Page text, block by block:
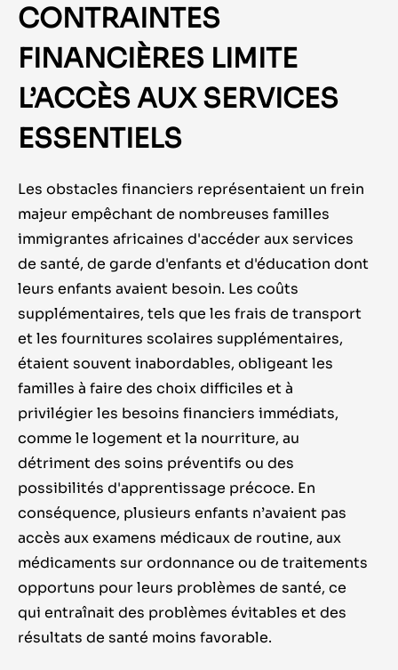
CONTRAINTES
FINANCIÈRES LIMITE
L’ACCÈS AUX SERVICES
ESSENTIELS
Les obstacles financiers représentaient un frein
majeur empêchantde nombreuses familles
immigrantes africaines d'accéder aux services
de santé, de garde d'enfants et d'éducation dont
leurs enfants avaient besoin. Les coûts
supplémentaires, tels que les frais de transport
et les fournitures scolaires supplémentaires,
étaient souvent inabordables, obligeant les
familles à faire des choix difficiles et à
privilégier les besoins financiers immédiats,
comme le logement et la nourriture, au
détriment des soins préventifs ou des
possibilités d'apprentissage précoce. En
conséquence, plusieurs enfants n’avaient pas
accès aux examens médicaux de routine, aux
médicaments sur ordonnance ou de traitements
opportuns pour leurs problèmes de santé, ce
qui entraînait des problèmes évitables et des
résultats de santé moins favorable.